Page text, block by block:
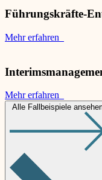
Führungskräfte-
Mehr erfahren
Mehr erfahren
Alle Fallbeispiele